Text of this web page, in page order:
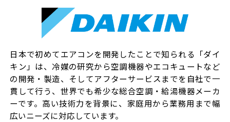
日本で初めてエアコンを開発したことで知られる「ダイ
キン」は、冷媒の研究から空調機器やエコキュートなど
の開発・製造、そしてアフターサービスまでを自社で一
貫して行う、世界でも希少な総合空調・給湯機器メーカ
ーです。高い技術力を背景に、家庭用から業務用まで幅
広いニーズに対応しています。